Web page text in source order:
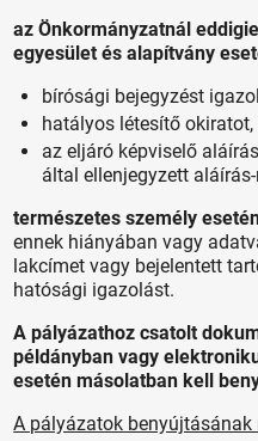
az Önkormányzatnál
egyesület és alapítvány
bírósági bejegyzést
hatályos létesítő okiratot,
az eljáró képviselő
által ellenjegyzett
természetes személy
ennek hiányában vagy
lakcímet vagy bejelentett
hatósági igazolást.
A pályázathoz csatolt
példányban vagy
esetén másolatban kell
A pályázatok benyújtásának